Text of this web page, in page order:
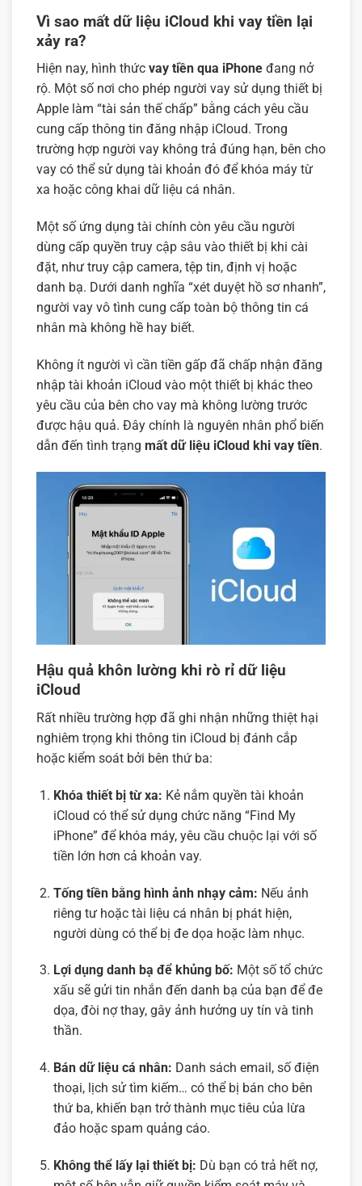
Vì sao mất dữ liệu iCloud khi vay tiền lại
xảy ra?
Hiện nay, hình thức vay tiền qua iPhone đang nở
rộ. Một số nơi cho phép người vay sử dụng thiết bị
Apple làm “tài sản thế chấp” bằng cách yêu cầu
cung cấp thông tin đăng nhập iCloud. Trong
trường hợp người vay không trả đúng hạn, bên cho
vay có thể sử dụng tài khoản đó để khóa máy từ
xa hoặc công khai dữ liệu cá nhân.
Một số ứng dụng tài chính còn yêu cầu người
dùng cấp quyền truy cập sâu vào thiết bị khi cài
đặt, như truy cập camera, tệp tin, định vị hoặc
danh bạ. Dưới danh nghĩa “xét duyệt hồ sơ nhanh”,
người vay vô tình cung cấp toàn bộ thông tin cá
nhân mà không hề hay biết.
Không ít người vì cần tiền gấp đã chấp nhận đăng
nhập tài khoản iCloud vào một thiết bị khác theo
yêu cầu của bên cho vay mà không lường trước
được hậu quả. Đây chính là nguyên nhân phổ biến
dẫn đến tình trạng mất dữ liệu iCloud khi vay tiền.
Hậu quả khôn lường khi rò rỉ dữ liệu
iCloud
Rất nhiều trường hợp đã ghi nhận những thiệt hại
nghiêm trọng khi thông tin iCloud bị đánh cắp
hoặc kiểm soát bởi bên thứ ba:
Khóa thiết bị từ xa: Kẻ nắm quyền tài khoản
iCloud có thể sử dụng chức năng “Find My
iPhone” để khóa máy, yêu cầu chuộc lại với số
tiền lớn hơn cả khoản vay.
Tống tiền bằng hình ảnh nhạy cảm: Nếu ảnh
riêng tư hoặc tài liệu cá nhân bị phát hiện,
người dùng có thể bị đe dọa hoặc làm nhục.
Lợi dụng danh bạ để khủng bố: Một số tổ chức
xấu sẽ gửi tin nhắn đến danh bạ của bạn để đe
dọa, đòi nợ thay, gây ảnh hưởng uy tín và tinh
thần.
Bán dữ liệu cá nhân: Danh sách email, số điện
thoại, lịch sử tìm kiếm… có thể bị bán cho bên
thứ ba, khiến bạn trở thành mục tiêu của lừa
đảo hoặc spam quảng cáo.
Không thể lấy lại thiết bị: Dù bạn có trả hết nợ,